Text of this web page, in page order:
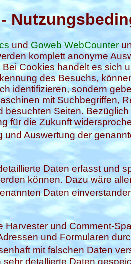
und Goweb WebCounter
komplett anonyme
Cookies handelt es sich
des Besuchs,
identifizieren, sondern
mit Suchbegriffen,
Seiten.
für die Zukunft
Auswertung der
Daten erfasst und
können. Dazu wäre
Daten
Harvester und Comment-
und Formularen
mit falschen Daten
detallierte Daten